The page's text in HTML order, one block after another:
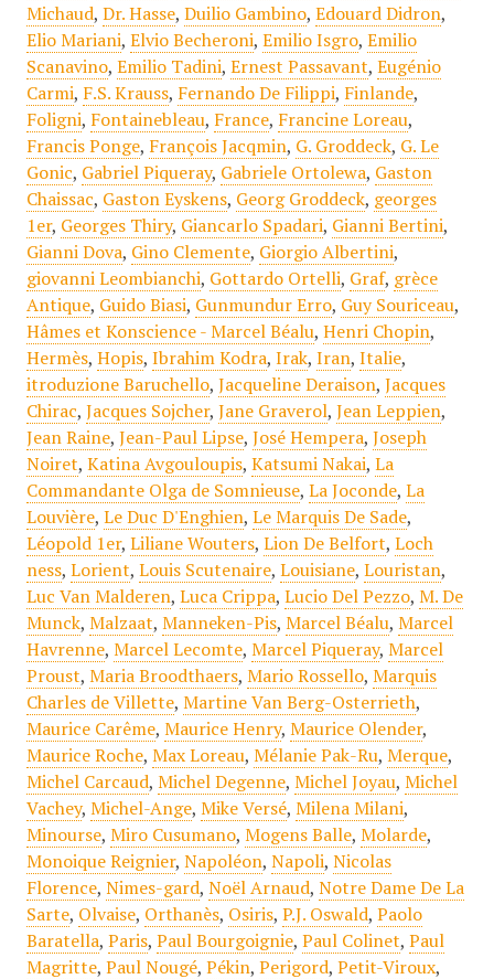
Michaud, Dr. Hasse, Duilio Gambino, Edouard Didron,
Elio Mariani, Elvio Becheroni, Emilio Isgro, Emilio
Scanavino, Emilio Tadini, Ernest Passavant, Eugénio
Carmi, F.S. Krauss, Fernando De Filippi, Finlande,
Foligni, Fontainebleau, France, Francine Loreau,
Francis Ponge, François Jacqmin, G. Groddeck, G. Le
Gonic, Gabriel Piqueray, Gabriele Ortolewa, Gaston
Chaissac, Gaston Eyskens, Georg Groddeck, georges
1er, Georges Thiry, Giancarlo Spadari, Gianni Bertini,
Gianni Dova, Gino Clemente, Giorgio Albertini,
giovanni Leombianchi, Gottardo Ortelli, Graf, grèce
Antique, Guido Biasi, Gunmundur Erro, Guy Souriceau,
Hâmes et Konscience - Marcel Béalu, Henri Chopin,
Hermès, Hopis, Ibrahim Kodra, Irak, Iran, Italie,
itroduzione Baruchello, Jacqueline Deraison, Jacques
Chirac, Jacques Sojcher, Jane Graverol, Jean Leppien,
Jean Raine, Jean-Paul Lipse, José Hempera, Joseph
Noiret, Katina Avgouloupis, Katsumi Nakai, La
Commandante Olga de Somnieuse, La Joconde, La
Louvière, Le Duc D'Enghien, Le Marquis De Sade,
Léopold 1er, Liliane Wouters, Lion De Belfort, Loch
ness, Lorient, Louis Scutenaire, Louisiane, Louristan,
Luc Van Malderen, Luca Crippa, Lucio Del Pezzo, M. De
Munck, Malzaat, Manneken-Pis, Marcel Béalu, Marcel
Havrenne, Marcel Lecomte, Marcel Piqueray, Marcel
Proust, Maria Broodthaers, Mario Rossello, Marquis
Charles de Villette, Martine Van Berg-Osterrieth,
Maurice Carême, Maurice Henry, Maurice Olender,
Maurice Roche, Max Loreau, Mélanie Pak-Ru, Merque,
Michel Carcaud, Michel Degenne, Michel Joyau, Michel
Vachey, Michel-Ange, Mike Versé, Milena Milani,
Minourse, Miro Cusumano, Mogens Balle, Molarde,
Monoique Reignier, Napoléon, Napoli, Nicolas
Florence, Nimes-gard, Noël Arnaud, Notre Dame De La
Sarte, Olvaise, Orthanès, Osiris, P.J. Oswald, Paolo
Baratella, Paris, Paul Bourgoignie, Paul Colinet, Paul
Magritte, Paul Nougé, Pékin, Perigord, Petit-Viroux,